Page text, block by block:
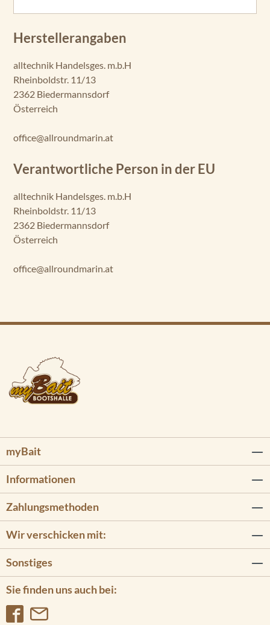
Herstellerangaben
alltechnik Handelsges. m.b.H
Rheinboldstr. 11/13
2362 Biedermannsdorf
Österreich
office@allroundmarin.at
Verantwortliche Person in der EU
alltechnik Handelsges. m.b.H
Rheinboldstr. 11/13
2362 Biedermannsdorf
Österreich
office@allroundmarin.at
myBait
Informationen
Sie finden uns auch bei:
Zahlungsmethoden
Wir verschicken mit:
Sonstiges